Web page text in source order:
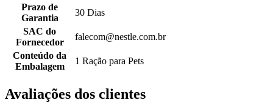
Prazo de
Garantia
30 Dias
SAC do
Fornecedor
falecom@nestle.com.br
Conteúdo da
Embalagem
1 Ração para Pets
Avaliações dos clientes